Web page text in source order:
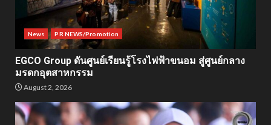
News PR NEWS/Promotion
EGCO Group ดันศูนย์เรียนรู้โรงไฟฟ้าขนอม สู่ศูนย์กลาง
มรดกอุตสาหกรรม
August 2, 2026